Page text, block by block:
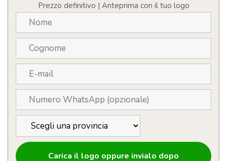
quantitàPrezzo definitivo | Anteprima con il tuo logo
Carica il logo oppure invialo dopo